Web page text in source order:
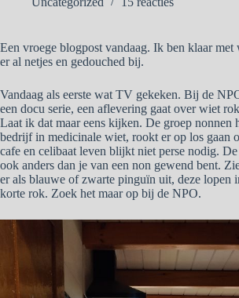
Een vroege blogpost vandaag. Ik ben klaar met
er al netjes en gedouched bij.
Vandaag als eerste wat TV gekeken. Bij de
een docu serie, een aflevering gaat over wiet
Laat ik dat maar eens kijken. De groep nonnen
bedrijf in medicinale wiet, rookt er op los gaan
cafe en celibaat leven blijkt niet perse nodig.
ook anders dan je van een non gewend bent.
er als blauwe of zwarte pinguïn uit, deze lopen
korte rok. Zoek het maar op bij de NPO.